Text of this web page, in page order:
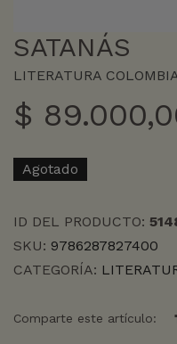
SATANÁS
LITERATURA
$
Agotado
ID DEL PRODUCTO:
SKU: 9786287827400
CATEGORÍA:
Comparte este artículo: